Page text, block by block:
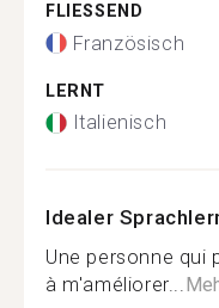
FLIESSEND
Französisch
LERNT
Italienisch
Idealer
Une personne qui
à m'améliorer...